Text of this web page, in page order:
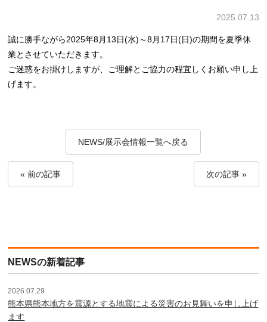
2025.07.13
誠に勝手ながら2025年8月13日(水)～8月17日(日)の期間を夏季休
業とさせていただきます。
ご迷惑をお掛けしますが、ご理解とご協力の程宜しくお願い申し上
げます。
NEWS/展示会情報一覧へ戻る
« 前の記事 次の記事 »
NEWSの新着記事
2026.07.29
熊本県熊本地方を震源とする地震による災害のお見舞いを申し上げ
ます